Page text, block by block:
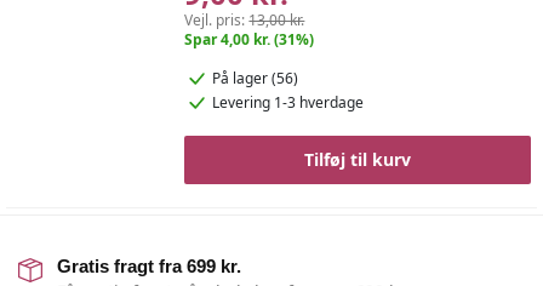
Vejl. pris:13,00 kr.
Spar 4,00 kr. (31%)
På lager (56)
Levering 1-3 hverdage
Tilføj til kurv
Gratis fragt fra 699 kr.